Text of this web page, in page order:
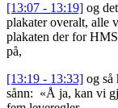
[13:07 - 13:19] og
plakater overalt, alle
plakaten der for
på,
[13:19 - 13:33] og så
sånn: «Å ja, kan vi